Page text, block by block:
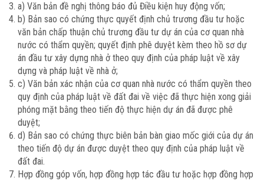
a) Văn bản đề nghị thông báo đủ Điều kiện huy động vốn;
b) Bản sao có chứng thực quyết định chủ trương đầu tư hoặc
văn bản chấp thuận chủ trương đầu tư dự án của cơ quan nhà
nước có thẩm quyền; quyết định phê duyệt kèm theo hồ sơ dự
án đầu tư xây dựng nhà ở theo quy định của pháp luật về xây
dựng và pháp luật về nhà ở;
c) Văn bản xác nhận của cơ quan nhà nước có thẩm quyền theo
quy định của pháp luật về đất đai về việc đã thực hiện xong giải
phóng mặt bằng theo tiến độ thực hiện dự án đã được phê
duyệt;
d) Bản sao có chứng thực biên bản bàn giao mốc giới của dự án
theo tiến độ dự án được duyệt theo quy định của pháp luật về
đất đai.
Hợp đồng góp vốn, hợp đồng hợp tác đầu tư hoặc hợp đồng hợp